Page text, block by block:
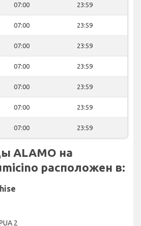
07:00 23:59
07:00 23:59
07:00 23:59
07:00 23:59
07:00 23:59
07:00 23:59
07:00 23:59
ALAMO на
расположен в:
2